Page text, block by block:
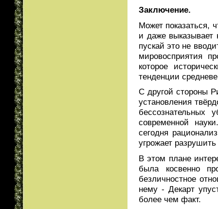
Заключение.
Может показаться,
и даже выказывает
пускай это не
мировосприятия
которое
тенденции
С другой стороны
установления
бессознательных
современной
сегодня
угрожает
В этом плане
была косвенно
безличностное
нему - Декарт
более чем факт.